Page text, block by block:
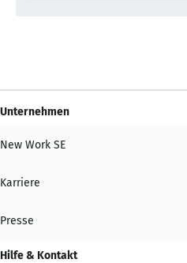
Unternehmen
New Work SE
Karriere
Presse
Hilfe & Kontakt